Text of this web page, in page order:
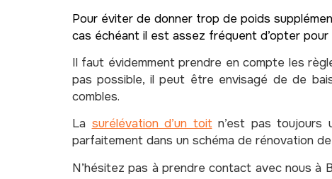
Pour éviter de donner trop de poids
cas échéant il est assez fréquent d’opter pour
Il faut évidemment prendre en compte les
pas possible, il peut être envisagé de de
combles.
La surélévation d’un toitn’est pas toujours
parfaitement dans un schéma de rénovation
N’hésitez pas à prendre contact avec nous à